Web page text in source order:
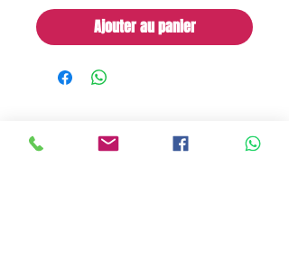
Ajouter au panier